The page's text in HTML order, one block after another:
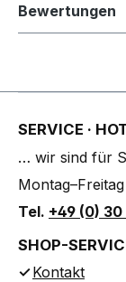
Bewertungen
SERVICE ·
… wir sind für
Tel. +49 (0) 30
SHOP-
Kontakt